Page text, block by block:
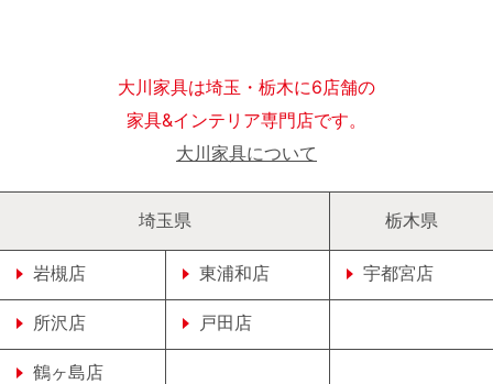
大川家具は埼玉・栃木に6店舗の
家具&インテリア専門店です。
大川家具について
埼玉県
岩槻店 東浦和店
所沢店 戸田店
鶴ヶ島店
栃木県
宇都宮店